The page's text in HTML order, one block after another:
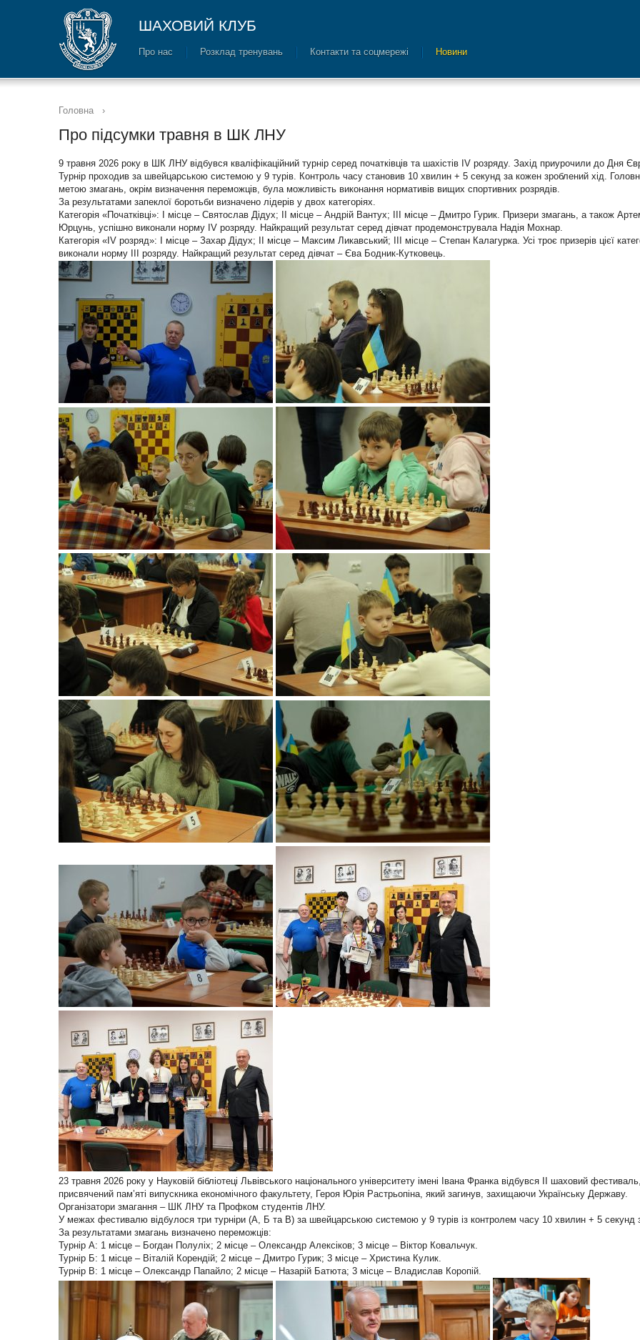
ШАХОВИЙ КЛУБ
Про нас Розклад тренувань Контакти та соцмережі Новини
Головна ›
Про підсумки травня в ШК ЛНУ
9 травня 2026 року в ШК ЛНУ відбувся кваліфікаційний турнір серед початківців та шахістів IV розряду. Захід приурочили до Дня
Турнір проходив за швейцарською системою у 9 турів. Контроль часу становив 10 хвилин + 5 секунд за кожен зроблений хід.
метою змагань, окрім визначення переможців, була можливість виконання нормативів вищих спортивних розрядів.
За результатами запеклої боротьби визначено лідерів у двох категоріях.
Категорія «Початківці»: I місце – Святослав Дідух; II місце – Андрій Вантух; III місце – Дмитро Гурик. Призери змагань, а також
Юрцунь, успішно виконали норму IV розряду. Найкращий результат серед дівчат продемонструвала Надія Мохнар.
Категорія «IV розряд»: I місце – Захар Дідух; II місце – Максим Ликавський; III місце – Степан Калагурка. Усі троє призерів цієї
виконали норму III розряду. Найкращий результат серед дівчат – Єва Бодник-Кутковець.
23 травня 2026 року у Науковій бібліотеці Львівського національного університету імені Івана Франка відбувся ІІ шаховий фестиваль,
присвячений пам’яті випускника економічного факультету, Героя Юрія Растрьопіна, який загинув, захищаючи Українську Державу.
Організатори змагання – ШК ЛНУ та Профком студентів ЛНУ.
У межах фестивалю відбулося три турніри (А, Б та В) за швейцарською системою у 9 турів із контролем часу 10 хвилин + 5 секунд
За результатами змагань визначено переможців:
Турнір А: 1 місце – Богдан Полуліх; 2 місце – Олександр Алексіков; 3 місце – Віктор Ковальчук.
Турнір Б: 1 місце – Віталій Корендій; 2 місце – Дмитро Гурик; 3 місце – Христина Кулик.
Турнір В: 1 місце – Олександр Папайло; 2 місце – Назарій Батюта; 3 місце – Владислав Коропій.